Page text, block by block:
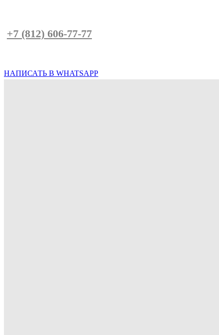
+7 (812) 606-77-77
НАПИСАТЬ В WHATSAPP